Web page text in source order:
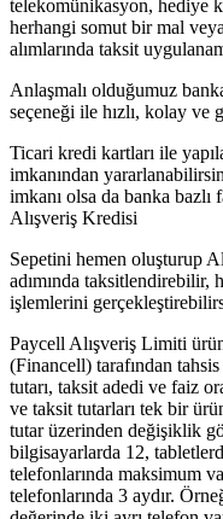
telekomünikasyon, hediye
herhangi somut bir mal
alımlarında taksit
Anlaşmalı olduğumuz
seçeneği ile hızlı, kolay
Ticari kredi kartları ile
imkanından
imkanı olsa da banka
Alışveriş Kredisi
Sepetini hemen oluşturup
adımında taksitlendirebilir,
işlemlerini
Paycell Alışveriş Limiti
(Financell) tarafından
tutarı, taksit adedi ve faiz
ve taksit tutarları tek bir
tutar üzerinden değişiklik
bilgisayarlarda 12,
telefonlarında maksimum
telefonlarında 3 aydır.